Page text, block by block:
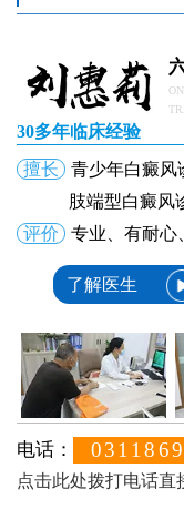
30多年临床经验
擅长
青少年白癜风
肢端型白癜风
评价
专业、有耐心
了解医生
电话：
点击此处拨打电话直